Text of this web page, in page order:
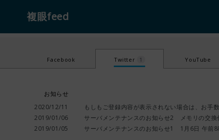
複眼feed
Facebook Twitter 1 YouTube
お知らせ
2020/12/11
もしもご登録内容が表示されない場合は、お手
2019/01/06
サーバメンテナンスのお知らせ2 メモリの交換
2019/01/05
サーバメンテナンスのお知らせ1 1月6日 午前